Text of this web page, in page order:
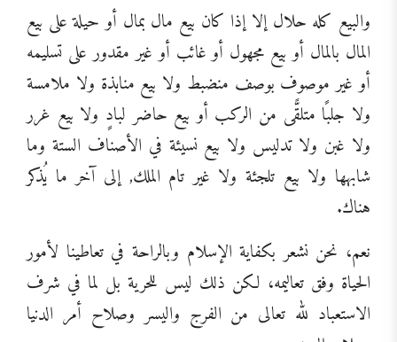
والبيع كله حلال إلا إذا كان بيع مال بمال أو حيلة على بيع
المال بالمال أو بيع مجهول أو غائب أو غير مقدور على تسليمه
أو غير موصوف بوصف منضبط ولا بيع منابذة ولا ملامسة
ولا جلبًا متلقًّى من الركب أو بيع حاضر لبادٍ ولا بيع غرر
ولا غبن ولا تدليس ولا بيع نسيئة في الأصناف الستة وما
شابهها ولا بيع تلجئة ولا غير تام الملك, إلى آخر ما يُذكر
هناك.
نعم، نحن نشعر بكفاية الإسلام وبالراحة في تعاطينا لأمور
الحياة وفق تعاليمه، لكن ذلك ليس للحرية بل لما في شرف
الاستعباد لله تعالى من الفرج واليسر وصلاح أمر الدنيا